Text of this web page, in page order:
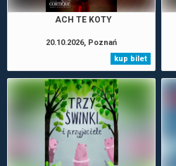
ACH TE KOTY
20.10.2026, Poznań
kup bilet